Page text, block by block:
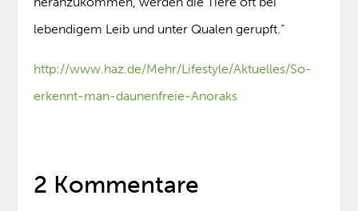
lebendigem Leib und unter Qualen gerupft.“
http://www.haz.de/Mehr/Lifestyle/Aktuelles/So-
erkennt-man-daunenfreie-Anoraks
2 Kommentare